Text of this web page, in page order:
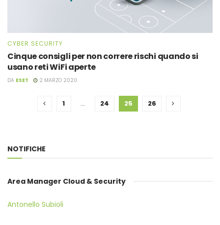
CYBER SECURITY
Cinque consigli per non correre rischi quando si
usano reti WiFi aperte
DA ESET 2 MARZO 2020
1 … 24 25 26
NOTIFICHE
Area Manager Cloud & Security
Antonello Subioli